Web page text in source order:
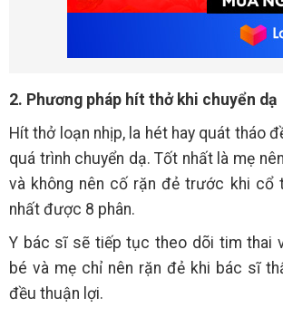
2. Phương pháp hít thở khi chuyển dạ
Hít thở loạn nhịp, la hét hay quát tháo
quá trình chuyển dạ. Tốt nhất là mẹ
và không nên cố rặn đẻ trước khi cổ
nhất được 8 phân.
Y bác sĩ sẽ tiếp tục theo dõi tim thai
bé và mẹ chỉ nên rặn đẻ khi bác sĩ
đều thuận lợi.